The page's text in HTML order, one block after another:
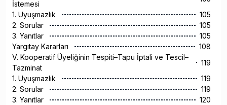
İstemesi
1. Uyuşmazlık
105
2. Sorular
105
3. Yanıtlar
105
Yargıtay Kararları
108
V. Kooperatif Üyeliğinin Tespiti–Tapu İptali ve Tescil–
Tazminat
119
1. Uyuşmazlık
119
2. Sorular
119
3. Yanıtlar
120